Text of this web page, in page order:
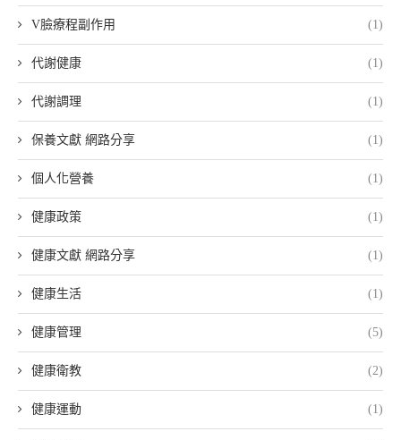
V臉療程副作用 (1)
代謝健康 (1)
代謝調理 (1)
保養文獻 網路分享 (1)
個人化營養 (1)
健康政策 (1)
健康文獻 網路分享 (1)
健康生活 (1)
健康管理 (5)
健康衛教 (2)
健康運動 (1)